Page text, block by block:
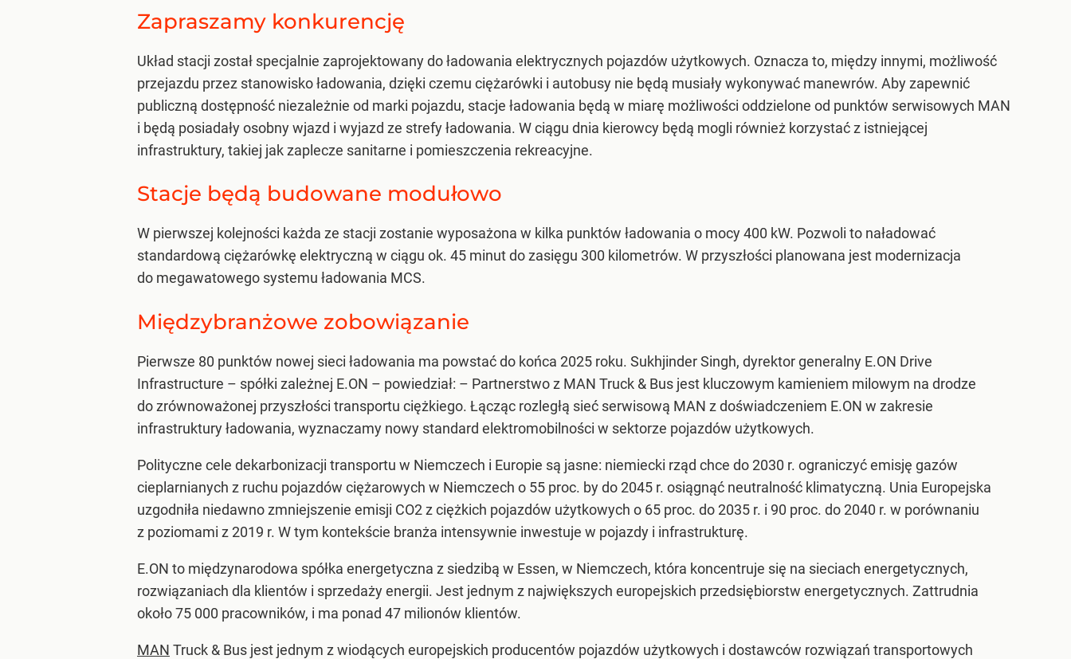
Zapraszamy konkurencję
Układ stacji został specjalnie zaprojektowany do ładowania elektrycznych pojazdów użytkowych. Oznacza to, między innymi, możliwość
przejazdu przez stanowisko ładowania, dzięki czemu ciężarówki i autobusy nie będą musiały wykonywać manewrów. Aby zapewnić
publiczną dostępność niezależnie od marki pojazdu, stacje ładowania będą w miarę możliwości oddzielone od punktów serwisowych MAN
i będą posiadały osobny wjazd i wyjazd ze strefy ładowania. W ciągu dnia kierowcy będą mogli również korzystać z istniejącej
infrastruktury, takiej jak zaplecze sanitarne i pomieszczenia rekreacyjne.
Stacje będą budowane modułowo
W pierwszej kolejności każda ze stacji zostanie wyposażona w kilka punktów ładowania o mocy 400 kW. Pozwoli to naładować
standardową ciężarówkę elektryczną w ciągu ok. 45 minut do zasięgu 300 kilometrów. W przyszłości planowana jest modernizacja
do megawatowego systemu ładowania MCS.
Międzybranżowe zobowiązanie
Pierwsze 80 punktów nowej sieci ładowania ma powstać do końca 2025 roku. Sukhjinder Singh, dyrektor generalny E.ON Drive
Infrastructure – spółki zależnej E.ON – powiedział: – Partnerstwo z MAN Truck & Bus jest kluczowym kamieniem milowym na drodze
do zrównoważonej przyszłości transportu ciężkiego. Łącząc rozległą sieć serwisową MAN z doświadczeniem E.ON w zakresie
infrastruktury ładowania, wyznaczamy nowy standard elektromobilności w sektorze pojazdów użytkowych.
Polityczne cele dekarbonizacji transportu w Niemczech i Europie są jasne: niemiecki rząd chce do 2030 r. ograniczyć emisję gazów
cieplarnianych z ruchu pojazdów ciężarowych w Niemczech o 55 proc. by do 2045 r. osiągnąć neutralność klimatyczną. Unia Europejska
uzgodniła niedawno zmniejszenie emisji CO2 z ciężkich pojazdów użytkowych o 65 proc. do 2035 r. i 90 proc. do 2040 r. w porównaniu
z poziomami z 2019 r. W tym kontekście branża intensywnie inwestuje w pojazdy i infrastrukturę.
E.ON to międzynarodowa spółka energetyczna z siedzibą w Essen, w Niemczech, która koncentruje się na sieciach energetycznych,
rozwiązaniach dla klientów i sprzedaży energii. Jest jednym z największych europejskich przedsiębiorstw energetycznych. Zattrudnia
około 75 000 pracowników, i ma ponad 47 milionów klientów.
MAN Truck & Bus jest jednym z wiodących europejskich producentów pojazdów użytkowych i dostawców rozwiązań transportowych